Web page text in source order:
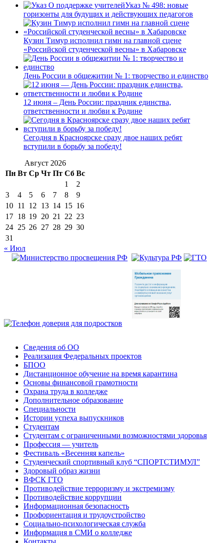
Указ № 498: новые
горизонты для будущих и действующих педагогов
Кузин Тимур исполнил гимн на главной сцене
«Российской студенческой весны» в Хабаровске
День России в общежитии № 1: творчество и единство
12 июня – День России: праздник единства,
ответственности и любви к Родине
Сегодня в Красноярске сразу двое наших ребят
вступили в борьбу за победу!
Август 2026
Пн Вт Ср Чт Пт Сб Вс
1
2
3
4 5 6 7 8
9
10 11 12 13 14 15 16
17 18 19 20 21 22 23
24 25 26 27 28 29 30
31
« Июл
Сведения об ОО
Реализация Федеральных проектов
БПОО
Дистанционное обучение на время карантина
Основы финансовой грамотности
Охрана труда в колледже
Дополнительное образование
Специальности
Истории успеха выпускников
Студентам
Студентам с ограниченными возможностями здоровья
Профессия — учитель
Фестиваль «Весенняя капель»
Студенческий спортивный клуб “СПОРТСТИМУЛ”
Здоровый образ жизни
ВФСК ГТО
Противодействие терроризму и экстремизму
Противодействие коррупции
Информационная безопасность
Профориентация и трудоустройство
Социально-психологическая служба
Информация в СМИ о колледже
Контакты